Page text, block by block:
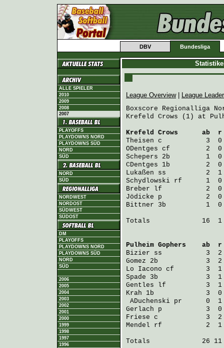
DBV Bundesliga
ALLE SPIELER
2010
2009
2008
2007
PLAYOFFS
PLAYDOWNS NORD
PLAYDOWNS SÜD
NORD
SÜD
NORD
SÜD
NORDWEST
NORDOST
SÜDWEST
SÜDOST
DM
PLAYOFFS
PLAYDOWNS NORD
PLAYDOWNS SÜD
NORD
SÜD
2006
2005
2004
2003
2002
2001
2000
1999
1998
1997
1996
League Overview|
League
Boxscore Regionalliga
Krefeld Crows (1) at
Krefeld Crows
ab
Theisen c           3  0
ODentges cf         2  0
Schepers 2b         1  0
CDentges 1b         2  0
Lukaßen ss          2  1
Schydlowski rf      1  0
Breber lf           2  0
Jödicke p           2  0
Bittner 3b          1  0
Totals             16  1
Pulheim Gophers
ab  r
Bizier ss           3  2
Gomez 2b            3  2
Lo Iacono cf        3  1
Spade 3b            3  1
Gentles lf          3  1
Krah 1b             3  0
ADuchenski pr      0  1
Gerlach p           3  0
Friese c            3  2
Mendel rf           2  1
Totals             26 11